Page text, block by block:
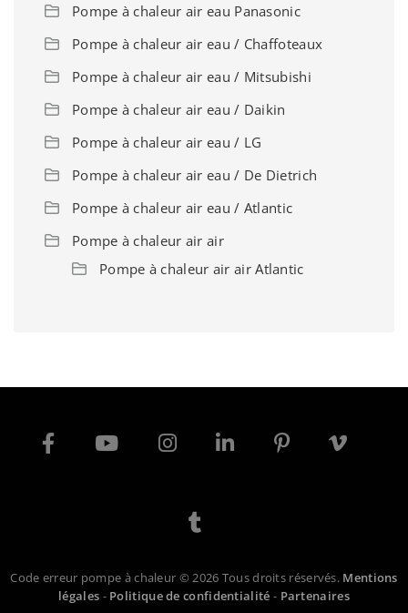
Pompe à chaleur air eau Panasonic
Pompe à chaleur air eau / Chaffoteaux
Pompe à chaleur air eau / Mitsubishi
Pompe à chaleur air eau / Daikin
Pompe à chaleur air eau / LG
Pompe à chaleur air eau / De Dietrich
Pompe à chaleur air eau / Atlantic
Pompe à chaleur air air
Pompe à chaleur air air Atlantic
Code erreur pompe à chaleur © 2026 Tous droits réservés. Mentions
légales - Politique de confidentialité - Partenaires